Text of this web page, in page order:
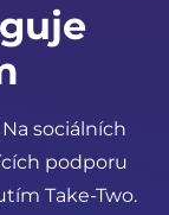
sociálních
podporu
Take-Two.